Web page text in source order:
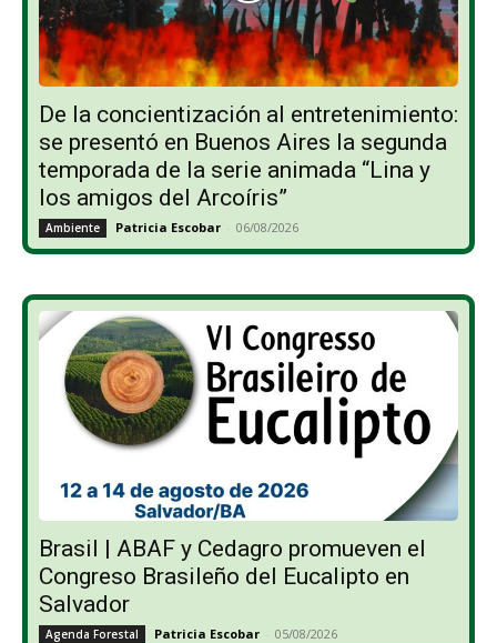
De la concientización al entretenimiento:
se presentó en Buenos Aires la segunda
temporada de la serie animada “Lina y
los amigos del Arcoíris”
Ambiente Patricia Escobar - 06/08/2026
Brasil | ABAF y Cedagro promueven el
Congreso Brasileño del Eucalipto en
Salvador
Agenda Forestal Patricia Escobar - 05/08/2026